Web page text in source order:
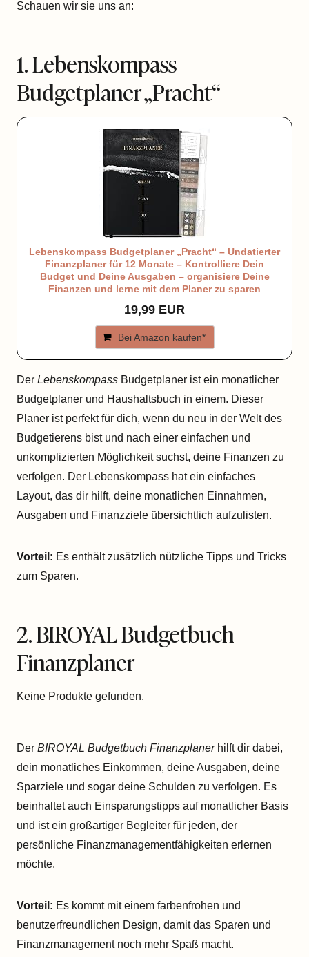
Schauen wir sie uns an:
1. Lebenskompass
Budgetplaner „Pracht“
Lebenskompass Budgetplaner „Pracht“ – Undatierter
Finanzplaner für 12 Monate – Kontrolliere Dein
Budget und Deine Ausgaben – organisiere Deine
Finanzen und lerne mit dem Planer zu sparen
19,99 EUR
Bei Amazon kaufen*
Der Lebenskompass Budgetplaner ist ein monatlicher
Budgetplaner und Haushaltsbuch in einem. Dieser
Planer ist perfekt für dich, wenn du neu in der Welt des
Budgetierens bist und nach einer einfachen und
unkomplizierten Möglichkeit suchst, deine Finanzen zu
verfolgen. Der Lebenskompass hat ein einfaches
Layout, das dir hilft, deine monatlichen Einnahmen,
Ausgaben und Finanzziele übersichtlich aufzulisten.
Vorteil: Es enthält zusätzlich nützliche Tipps und Tricks
zum Sparen.
2. BIROYAL Budgetbuch
Finanzplaner
Keine Produkte gefunden.
Der BIROYAL Budgetbuch Finanzplanerhilft dir dabei,
dein monatliches Einkommen, deine Ausgaben, deine
Sparziele und sogar deine Schulden zu verfolgen. Es
beinhaltet auch Einsparungstipps auf monatlicher Basis
und ist ein großartiger Begleiter für jeden, der
persönliche Finanzmanagementfähigkeiten erlernen
möchte.
Vorteil: Es kommt mit einem farbenfrohen und
benutzerfreundlichen Design, damit das Sparen und
Finanzmanagement noch mehr Spaß macht.